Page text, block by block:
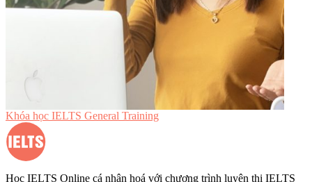
Khóa học IELTS General Training
Học IELTS Online cá nhân hoá với chương trình luyện thi IELTS